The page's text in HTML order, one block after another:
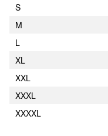
S
M
L
XL
XXL
XXXL
XXXXL